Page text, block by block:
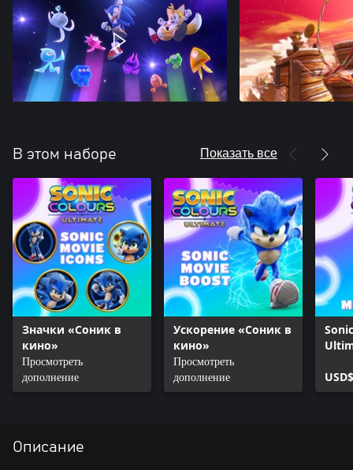
В этом наборе Показать все
Значки «Соник в
кино»
Просмотреть
дополнение
Ускорение «Соник в
кино»
Просмотреть
дополнение
Описание